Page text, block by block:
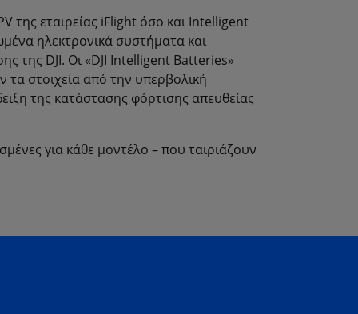
της εταιρείας iFlight όσο και Intelligent
ηλεκτρονικά συστήματα και
της DJI. Οι «DJI Intelligent Batteries»
στοιχεία από την υπερβολική
της κατάστασης φόρτισης απευθείας
για κάθε μοντέλο – που ταιριάζουν